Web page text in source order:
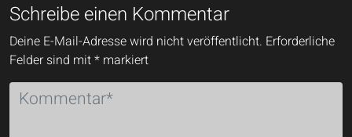
Schreibe einen Kommentar
Deine E-Mail-Adresse wird nicht veröffentlicht. Erforderliche
Felder sind mit* markiert